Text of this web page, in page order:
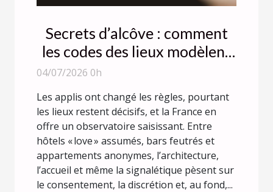
Secrets d’alcôve : comment
les codes des lieux modèlent
la liberté des rencontres
04/07/2026 0h
Les applis ont changé les règles, pourtant
les lieux restent décisifs, et la France en
offre un observatoire saisissant. Entre
hôtels « love » assumés, bars feutrés et
appartements anonymes, l’architecture,
l’accueil et même la signalétique pèsent sur
le consentement, la discrétion et, au fond,...